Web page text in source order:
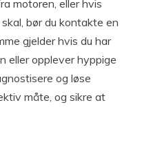
motoren, eller hvis
bør du kontakte en
gjelder hvis du har
eller opplever hyppige
og løse
måte, og sikre at